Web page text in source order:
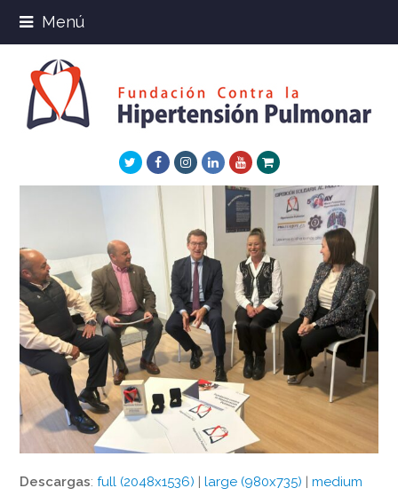
Menú
TwitterFacebookInstagram
LinkedInYoutube
Xing
Descargas:full (2048x1536) |large (980x735) |medium